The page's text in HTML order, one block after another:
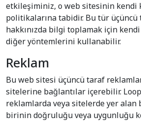
etkileşiminiz, o web sitesinin kendi
politikalarına tabidir. Bu tür
hakkınızda bilgi toplamak için
diğer yöntemlerini kullanabilir.
Reklam
Bu web sitesi üçüncü taraf
sitelerine bağlantılar içerebilir.
reklamlarda veya sitelerde yer
birinin doğruluğu veya uygunluğu